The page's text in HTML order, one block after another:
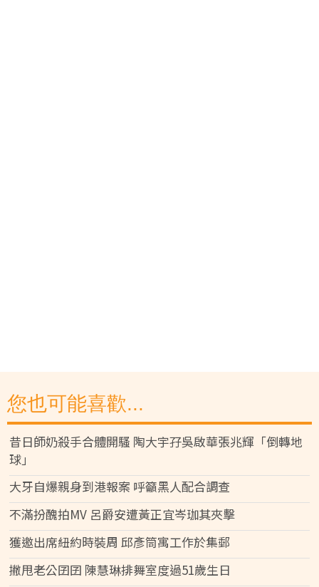
您也可能喜歡...
昔日師奶殺手合體開騷 陶大宇孖吳啟華張兆輝「倒轉地
球」
大牙自爆親身到港報案 呼籲黑人配合調查
不滿扮醜拍MV 呂爵安遭黃正宜岑珈其夾擊
獲邀出席紐約時裝周 邱彥筒寓工作於集郵
撇甩老公囝囝 陳慧琳排舞室度過51歲生日